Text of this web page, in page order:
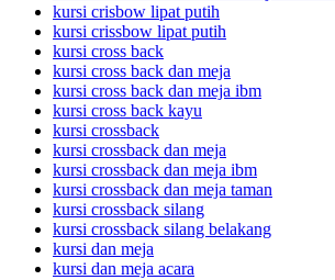
kursi crisbow lipat putih
kursi crissbow lipat putih
kursi cross back
kursi cross back dan meja
kursi cross back dan meja ibm
kursi cross back kayu
kursi crossback
kursi crossback dan meja
kursi crossback dan meja ibm
kursi crossback dan meja taman
kursi crossback silang
kursi crossback silang belakang
kursi dan meja
kursi dan meja acara